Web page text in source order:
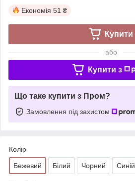
Економія 51 ₴
Купити
або
Купити з
Що таке купити з Пром?
Замовлення під захистом
Колір
Бежевий Білий Чорний Синій